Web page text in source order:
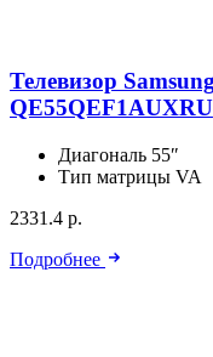
Телевизор
QE55QEF1AUXRU
Диагональ 55″
Тип матрицы VA
2331.4 р.
Подробнее